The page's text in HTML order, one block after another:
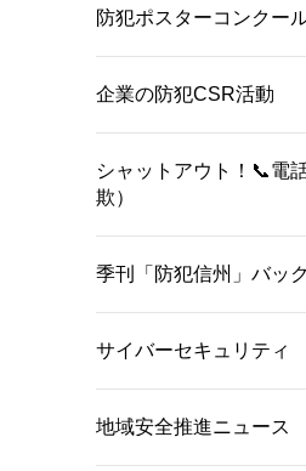
防犯ポスターコンクー
企業の防犯CSR活動
シャットアウト！📞電
欺）
季刊「防犯信州」バッ
サイバーセキュリティ
地域安全推進ニュース